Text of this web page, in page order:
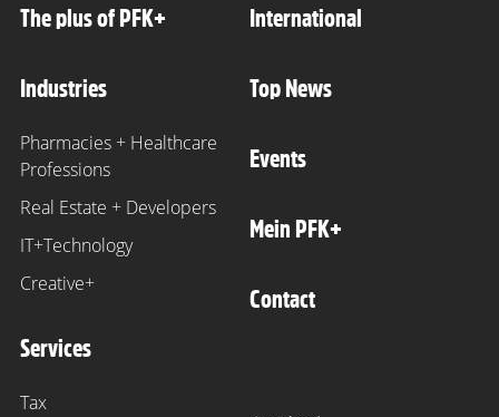
The plus of PFK+
Industries
Pharmacies + Healthcare
Professions
Real Estate + Developers
IT+Technology
Creative+
Services
Tax
International
Top News
Events
Mein PFK+
Contact